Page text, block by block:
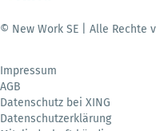
© New Work SE | Alle Rechte
Impressum
AGB
Datenschutz bei XING
Datenschutzerklärung